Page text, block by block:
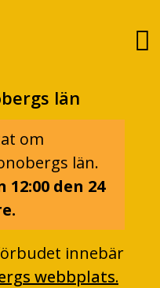
län
om
län.
den 24
innebär
webbplats.